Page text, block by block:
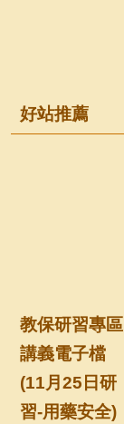
好站推薦
教保研習專區
講義電子檔
(11月25日研
習-用藥安全)